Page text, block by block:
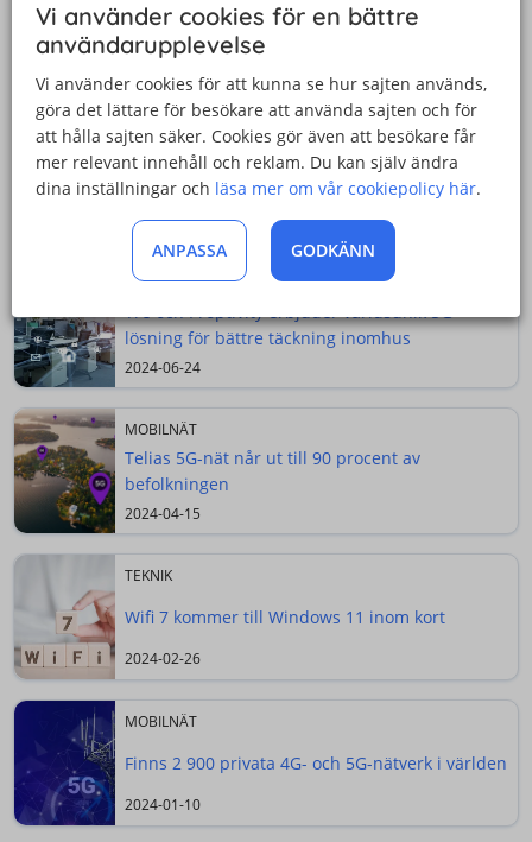
Introducerade även Starlink Roaming för
ökad mobilitet
Samtidigt som programuppgraderingen lanserade
SpaceX även Starlink Roaming. Precis som namnet
skvallrar om ska tjänsten göra satellituppkopplingen
mer mobil.
Senaste nyheterna
SAMARBETEN
Tre och Proptivity erbjuder världsunik 5G-
lösning för bättre täckning inomhus
2024-06-24
MOBILNÄT
Telias 5G-nät når ut till 90 procent av
befolkningen
2024-04-15
TEKNIK
Wifi 7 kommer till Windows 11 inom kort
2024-02-26
MOBILNÄT
Finns 2 900 privata 4G- och 5G-nätverk i världen
2024-01-10
Vi använder cookies för en bättre
användarupplevelse
Vi använder cookies för att kunna se hur sajten används,
göra det lättare för besökare att använda sajten och för
att hålla sajten säker. Cookies gör även att besökare får
mer relevant innehåll och reklam. Du kan själv ändra
dina inställningar och läsa mer om vår cookiepolicy här.
ANPASSA GODKÄNN